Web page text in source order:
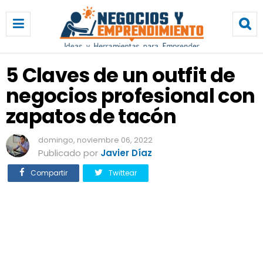
C
l
a
e
s
d
e
n
o
u
t
5 Claves de un outfit de
negocios profesional con
zapatos de tacón
domingo, noviembre 06, 2022
Publicado por Javier Díaz
Compartir Twittear